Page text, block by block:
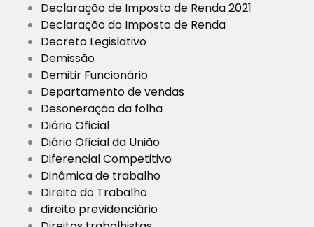
Declaração de Imposto de Renda 2021
Declaração do Imposto de Renda
Decreto Legislativo
Demissão
Demitir Funcionário
Departamento de vendas
Desoneração da folha
Diário Oficial
Diário Oficial da União
Diferencial Competitivo
Dinâmica de trabalho
Direito do Trabalho
direito previdenciário